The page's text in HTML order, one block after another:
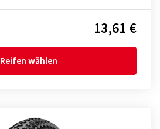
13,61 €
Reifen wählen